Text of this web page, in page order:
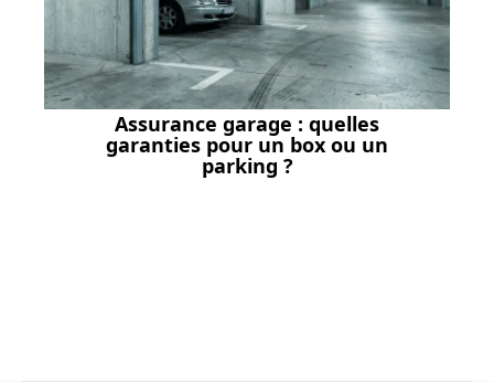
Assurance garage : quelles
garanties pour un box ou un
parking ?